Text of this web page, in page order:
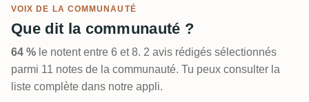
VOIX DE LA COMMUNAUTÉ
Que dit la communauté ?
64 % le notent entre 6 et 8. 2 avis rédigés sélectionnés
parmi 11 notes de la communauté. Tu peux consulter la
liste complète dans notre appli.